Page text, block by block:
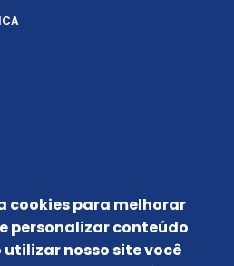
cookies para melhorar
personalizar conteúdo
utilizar nosso site você